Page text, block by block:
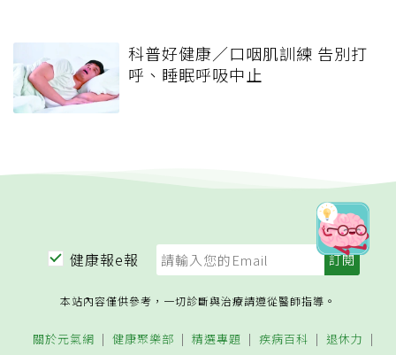
科普好健康／口咽肌訓練 告別打
呼、睡眠呼吸中止
健康報e報
本站內容僅供參考，一切診斷與治療請遵從醫師指導。
關於元氣網 健康聚樂部 精選專題 疾病百科 退休力